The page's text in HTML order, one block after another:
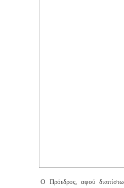
Ο Πρόεδρος, αφού